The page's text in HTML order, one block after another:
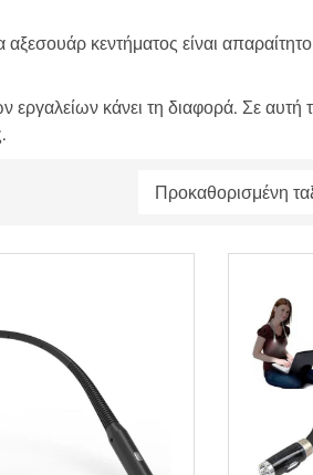
κεντήματος είναι
κάνει τη διαφορά. Σε αυτή